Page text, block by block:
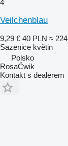
4
Veilchenblau
9,29 € 40 PLN ≈
Sazenice květin
Polsko
RosaĆwik
Kontakt s dealerem